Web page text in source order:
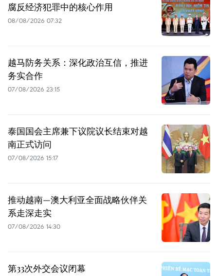
腐反经济犯罪中的核心作用
08/08/2026 07:32
越马防务关系：深化政治互信，推进
务实合作
07/08/2026 23:15
泰国国会主席兼下议院议长结束对越
南正式访问
07/08/2026 15:17
推动越南—澳大利亚全面战略伙伴关
系走深走实
07/08/2026 14:30
第33次外交会议闭幕